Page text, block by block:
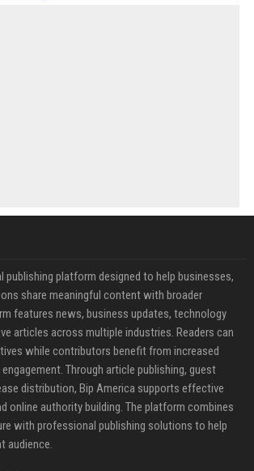
publishing platform designed to help businesses,
share meaningful content with broader
features news, business updates, technology
articles across multiple industries. Readers can
while contributors benefit from increased
Through article publishing, guest
distribution, Bip America supports effective
online authority building. The platform combines
with professional publishing solutions to help
audience.